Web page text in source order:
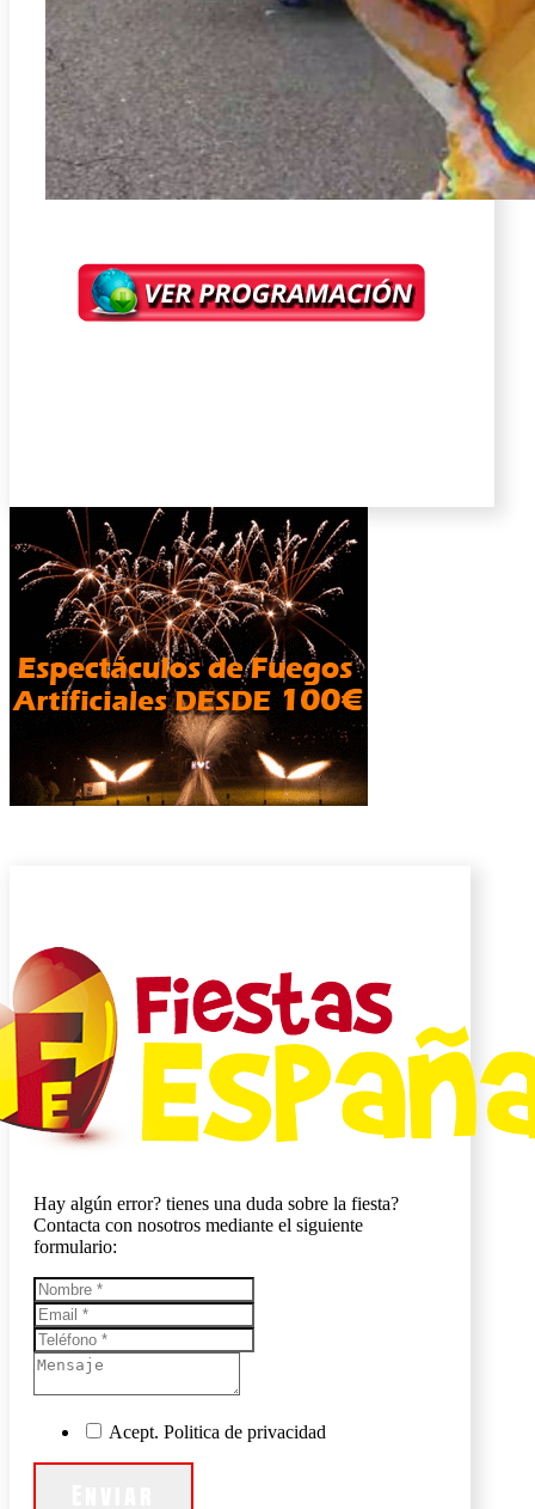
Hay algún error? tienes una duda sobre la fiesta?
Contacta con nosotros mediante el siguiente
formulario:
Acept. Politica de privacidad